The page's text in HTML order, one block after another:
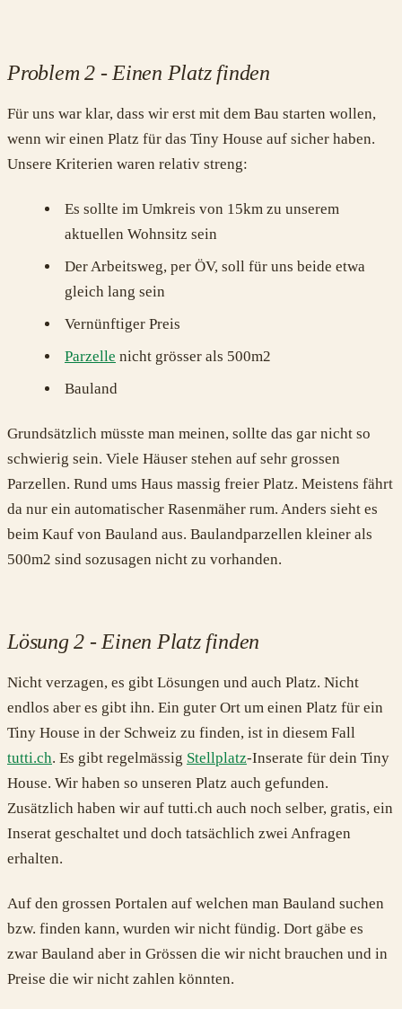
Problem 2 - Einen Platz finden
Für uns war klar, dass wir erst mit dem Bau starten wollen,
wenn wir einen Platz für das Tiny House auf sicher haben.
Unsere Kriterien waren relativ streng:
Es sollte im Umkreis von 15km zu unserem
aktuellen Wohnsitz sein
Der Arbeitsweg, per ÖV, soll für uns beide etwa
gleich lang sein
Vernünftiger Preis
Parzelle nicht grösser als 500m2
Bauland
Grundsätzlich müsste man meinen, sollte das gar nicht so
schwierig sein. Viele Häuser stehen auf sehr grossen
Parzellen. Rund ums Haus massig freier Platz. Meistens fährt
da nur ein automatischer Rasenmäher rum. Anders sieht es
beim Kauf von Bauland aus. Baulandparzellen kleiner als
500m2 sind sozusagen nicht zu vorhanden.
Lösung 2 - Einen Platz finden
Nicht verzagen, es gibt Lösungen und auch Platz. Nicht
endlos aber es gibt ihn. Ein guter Ort um einen Platz für ein
Tiny House in der Schweiz zu finden, ist in diesem Fall
tutti.ch. Es gibt regelmässig Stellplatz-Inserate für dein Tiny
House. Wir haben so unseren Platz auch gefunden.
Zusätzlich haben wir auf tutti.ch auch noch selber, gratis, ein
Inserat geschaltet und doch tatsächlich zwei Anfragen
erhalten.
Auf den grossen Portalen auf welchen man Bauland suchen
bzw. finden kann, wurden wir nicht fündig. Dort gäbe es
zwar Bauland aber in Grössen die wir nicht brauchen und in
Preise die wir nicht zahlen könnten.